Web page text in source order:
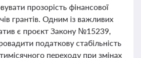
прозорість фінансової
грантів. Одним із важливих
є проєкт Закону №15239,
податкову стабільність
переходу при змінах